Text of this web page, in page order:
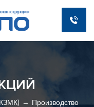
Производство